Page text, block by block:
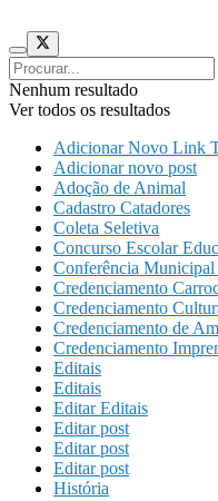
Nenhum resultado
Ver todos os resultados
Adicionar Novo Link
Adicionar novo post
Adoção de Animal
Cadastro Catadores
Coleta Seletiva
Concurso Escolar
Conferência Municipal
Credenciamento
Credenciamento
Credenciamento de
Credenciamento
Editais
Editais
Editar Editais
Editar post
Editar post
Editar post
História